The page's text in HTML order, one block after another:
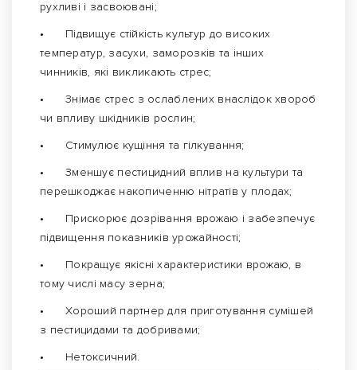
рухливі і засвоювані;
•
Підвищує стійкість культур до високих
температур, засухи, заморозків та інших
чинників, які викликають стрес;
•
Знімає стрес з ослаблених внаслідок хвороб
чи впливу шкідників рослин;
•
Стимулює кущіння та гілкування;
•
Зменшує пестицидний вплив на культури та
перешкоджає накопиченню нітратів у плодах;
•
Прискорює дозрівання врожаю і забезпечує
підвищення показників урожайності;
•
Покращує якісні характеристики врожаю, в
тому числі масу зерна;
•
Хороший партнер для приготування сумішей
з пестицидами та добривами;
•
Нетоксичний.